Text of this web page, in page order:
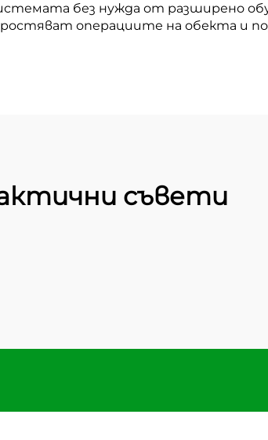
без нужда от разширено
операциите на обекта и
съвети